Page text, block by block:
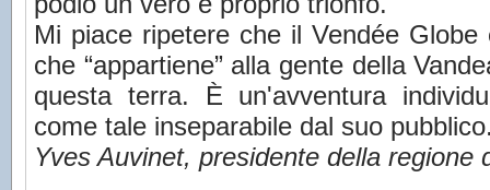
Mi piace ripetere che il Vendée
che “appartiene” alla gente della
questa terra. È un'avventura
come tale inseparabile dal suo
Yves Auvinet, presidente della regione